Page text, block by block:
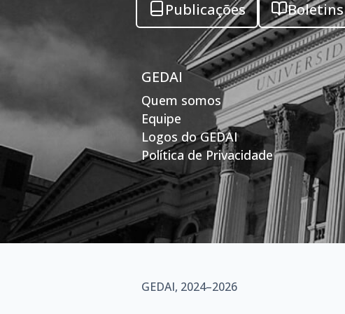
Publicações Boletins
GEDAI
Quem somos
Equipe
Logos do GEDAI
Política de Privacidade
GEDAI, 2024–2026